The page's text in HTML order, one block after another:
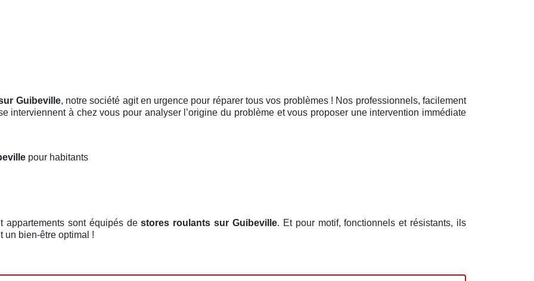
Guibeville, notre société agit en urgence pour réparer tous vos problèmes ! Nos professionnels, facilement
interviennent à chez vous pour analyser l’origine du problème et vous proposer une intervention immédiate
pour habitants
appartements sont équipés destores roulants sur Guibeville. Et pour motif, fonctionnels et résistants, ils
un bien-être optimal !